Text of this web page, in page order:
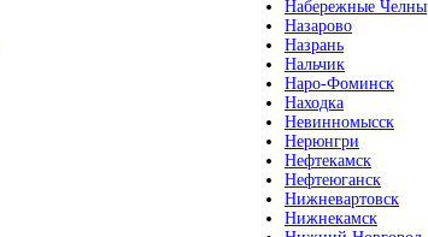
Набережные Челны
Назарово
Назрань
Нальчик
Наро-Фоминск
Находка
Невинномысск
Нерюнгри
Нефтекамск
Нефтеюганск
Нижневартовск
Нижнекамск